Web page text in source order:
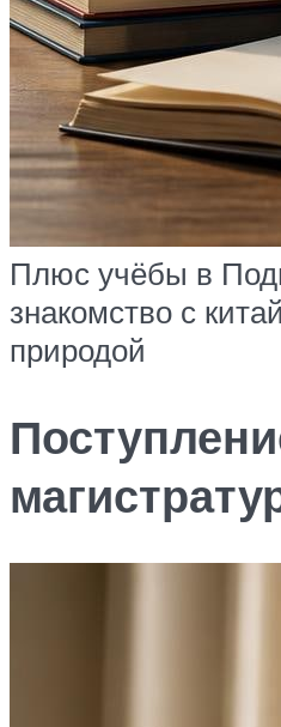
Плюс учёбы в
знакомство с
природой